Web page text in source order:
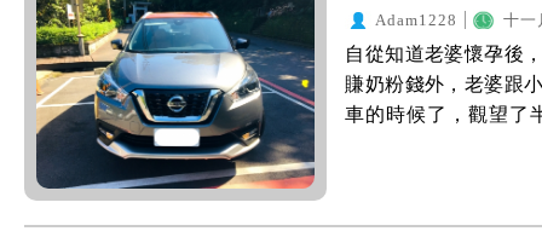
使用新款的引擎與新
正式售價也跟
買UX200 菁英版。
家族設計樣式，有個
Adam1228 十一
自從知道老婆懷孕後
賺奶粉錢外，老婆跟
車的時候了，觀望了